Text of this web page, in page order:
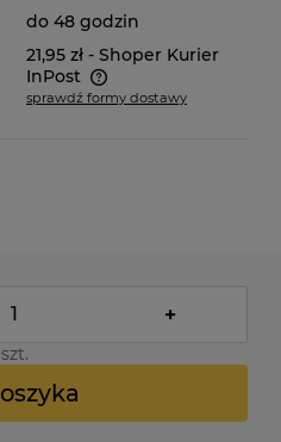
do 48 godzin
21,95 zł - Shoper Kurier
InPost
kosztów płatności
sprawdź formy dostawy
+
szt.